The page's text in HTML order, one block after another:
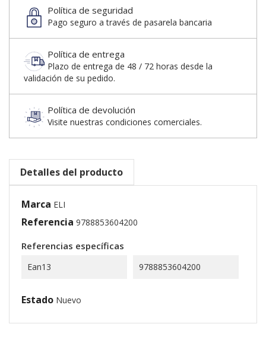
Política de seguridad
Pago seguro a través de pasarela bancaria
Política de entrega
Plazo de entrega de 48 / 72 horas desde la
validación de su pedido.
Política de devolución
Visite nuestras condiciones comerciales.
Detalles del producto
Marca ELI
Referencia 9788853604200
Referencias específicas
Ean13 9788853604200
Estado Nuevo